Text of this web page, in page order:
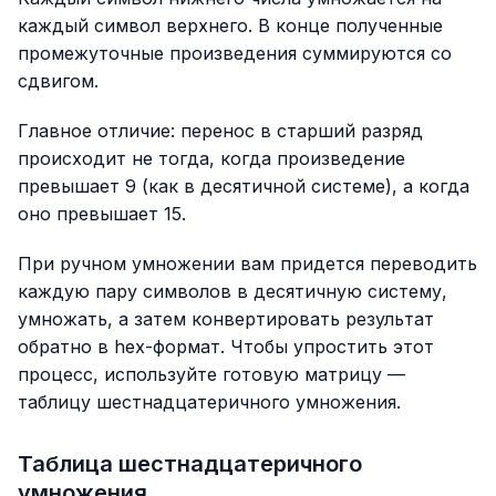
каждый символ верхнего. В конце полученные
промежуточные произведения суммируются со
сдвигом.
Главное отличие: перенос в старший разряд
происходит не тогда, когда произведение
превышает 9 (как в десятичной системе), а когда
оно превышает 15.
При ручном умножении вам придется переводить
каждую пару символов в десятичную систему,
умножать, а затем конвертировать результат
обратно в hex-формат. Чтобы упростить этот
процесс, используйте готовую матрицу —
таблицу шестнадцатеричного умножения.
Таблица шестнадцатеричного